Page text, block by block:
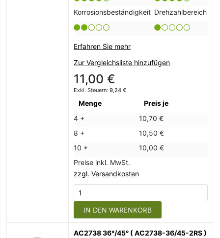
Korrosionsbeständigkeit Drehzahlbereich
Erfahren Sie mehr
Zur Vergleichsliste hinzufügen
11,00 €
9,24 €
Menge
Preis je
4 +
10,70 €
8 +
10,50 €
10 +
10,00 €
Preise inkl. MwSt.
zzgl. Versandkosten
IN DEN WARENKORB
AC2738 36°/45° ( AC2738-36/45-2RS )